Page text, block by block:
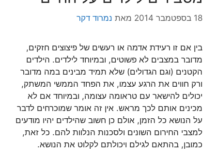
18 בספטמבר 2014 מאת נמרוד דקר
בין אם זו רעידת אדמה או רעשים של פיצוצים חזקים,
מדובר במצבים לא פשוטים, ובמיוחד לילדים. הילדים
הקטנים (וגם הגדולים) שלא תמיד מבינים במה מדובר
ורק חווים את הרגע עצמו, את הפחד הממשי המשתק,
יכולים להישאר עם טראומה עצומה, ובמיוחד אם לא
מכינים אותם לכך מראש. אין זה אומר שמוכרחים לדבר
על הנושא כל הזמן, אולם כן חשוב שהילדים יהיו מודעים
למצבי החירום השונים ולסכנות הנלוות להם. כל זאת,
כמובן, בהתאם לגילם ויכולתם לקלוט את הנושא.